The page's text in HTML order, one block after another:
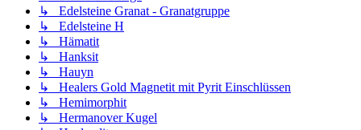
↳ Edelsteine Granat - Granatgruppe
↳ Edelsteine H
↳ Hämatit
↳ Hanksit
↳ Hauyn
↳ Healers Gold Magnetit mit Pyrit Einschlüssen
↳ Hemimorphit
↳ Hermanover Kugel